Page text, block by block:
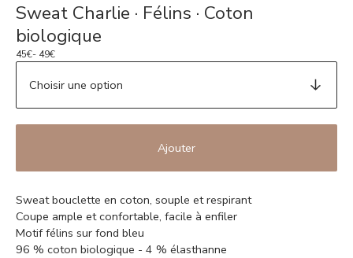
Sweat Charlie · Félins · Coton
biologique
45€- 49€
Ajouter
Sweat bouclette en coton, souple et respirant
Coupe ample et confortable, facile à enfiler
Motif félins sur fond bleu
96 % coton biologique - 4 % élasthanne